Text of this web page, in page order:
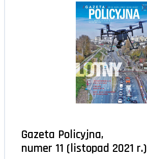
Gazeta Policyjna,
numer 11 (listopad 2021 r.)